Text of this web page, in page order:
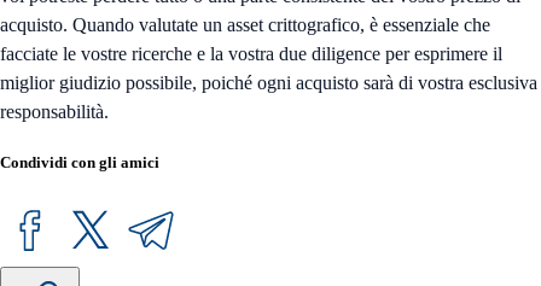
acquisto. Quando valutate un asset crittografico, è essenziale che
facciate le vostre ricerche e la vostra due diligence per esprimere il
miglior giudizio possibile, poiché ogni acquisto sarà di vostra esclusiva
responsabilità.
Condividi con gli amici